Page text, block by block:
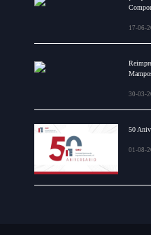
17-06-
30-03-
50
01-08-